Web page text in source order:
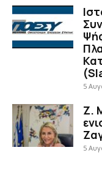
5
Ζ.
5